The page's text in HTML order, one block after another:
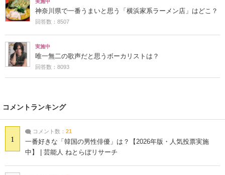
実施中
神奈川県で一番うまいと思う「横浜家系ラーメン店」はどこ？
回答数：8507
実施中
唯一無二の歌声だと思うボーカリストは？
回答数：8093
コメントランキング
1
コメント数： 21
一番好きな「韓国の男性俳優」は？【2026年版・人気投票実施
中】 | 芸能人 ねとらぼリサーチ